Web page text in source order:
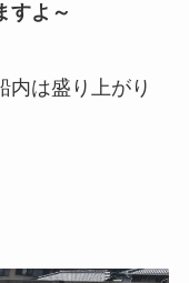
すよ～
内は盛り上がり